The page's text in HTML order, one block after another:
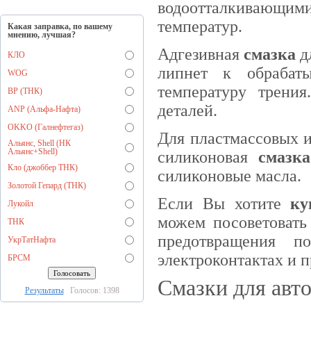
Какая заправка, по вашему
мнению, лучшая?
КЛО
WOG
BP (ТНК)
ANP (Альфа-Нафта)
OKKO (Галнефтегаз)
Альянс, Shell (НК
Альянс+Shell)
Кло (джоббер ТНК)
Золотой Гепард (ТНК)
Лукойл
ТНК
УкрТатНафта
БРСМ
РезультатыГолосов: 1398
температур.
Адгезивнаясмазка
липнет к
температуру
деталей.
Для пластмассовых
силиконовая
силиконовые масла.
Если Вы хотите
можем
предотвращения
электроконтактах и
Смазки для